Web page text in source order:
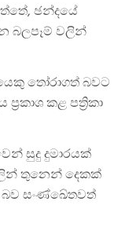
ඡන්දයේ
බලපෑම් වලින්
තෝරාගත් බවට
කළ පත්‍රිකා
සුදු දුමාරයක්
තුනෙන් දෙකක්
සංණ්ඛේතවත්